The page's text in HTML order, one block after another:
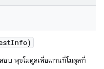
Info)
อบ พุชโมดูลเพื่อแทนที่โมดูลที่